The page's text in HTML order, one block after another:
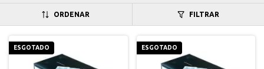
ORDENAR FILTRAR
ESGOTADO ESGOTADO